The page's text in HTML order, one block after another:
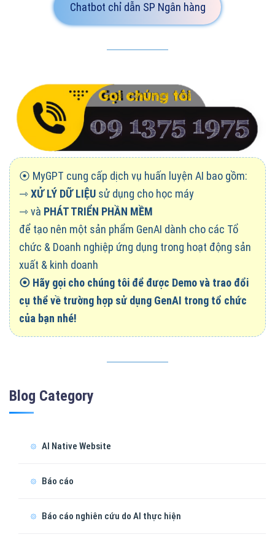
Chatbot chỉ dẫn SP Ngân hàng
⦿ MyGPT cung cấp dịch vụ huấn luyện AI bao gồm:
⇾XỬ LÝ DỮ LIỆU sử dụng cho học máy
⇾ và PHÁT TRIỂN PHẦN MỀM
để tạo nên một sản phẩm GenAI dành cho các Tổ
chức & Doanh nghiệp ứng dụng trong hoạt động sản
xuất & kinh doanh
⦿ Hãy gọi cho chúng tôi để được Demo và trao đổi
cụ thể về trường hợp sử dụng GenAI trong tổ chức
của bạn nhé!
Blog Category
AI Native Website
Báo cáo
Báo cáo nghiên cứu do AI thực hiện